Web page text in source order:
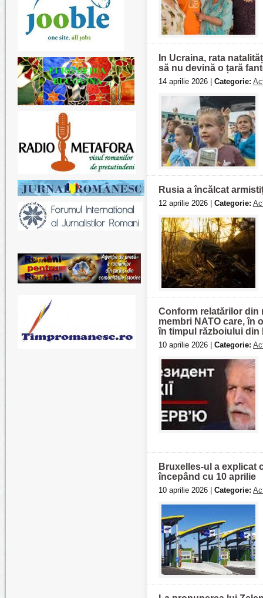
In Ucraina, rata
să nu devină o țară
14 aprilie 2026 | Categorie:
Rusia a încălcat
12 aprilie 2026 | Categorie:
Conform relatărilor din
membri NATO care, în
în timpul războiului din
10 aprilie 2026 | Categorie:
Bruxelles-ul a explicat
începând cu 10 aprilie
10 aprilie 2026 | Categorie: